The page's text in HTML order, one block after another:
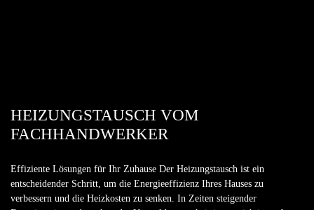
HEIZUNGSTAUSCH VOM
FACHHANDWERKER
Effiziente Lösungen für Ihr Zuhause Der Heizungstausch ist ein
entscheidender Schritt, um die Energieeffizienz Ihres Hauses zu
verbessern und die Heizkosten zu senken. In Zeiten steigender